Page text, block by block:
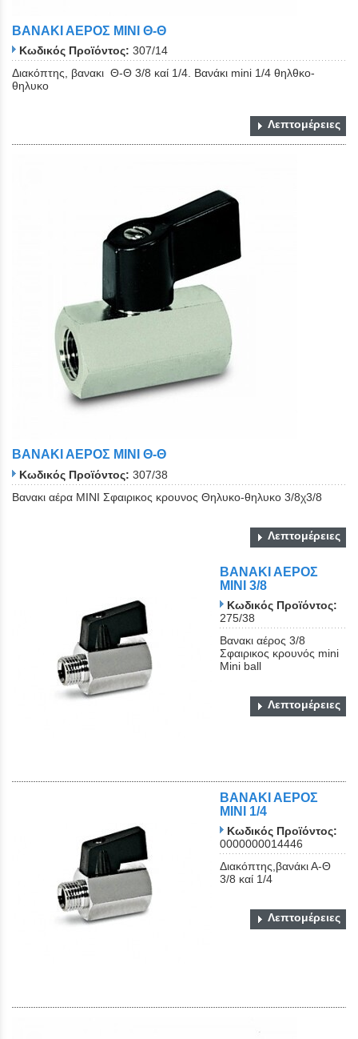
ΒΑΝΑΚΙ ΑΕΡΟΣ ΜΙΝΙ Θ-Θ
Κωδικός Προϊόντος: 307/14
Διακόπτης, βανακι Θ-Θ 3/8 καί 1/4. Βανάκι mini 1/4 θηλθκο-
θηλυκο
Λεπτομέρειες
ΒΑΝΑΚΙ ΑΕΡΟΣ ΜΙΝΙ Θ-Θ
Κωδικός Προϊόντος: 307/38
Βανακι αέρα MINI Σφαιρικος κρουνος Θηλυκο-θηλυκο 3/8χ3/8
Λεπτομέρειες
ΒΑΝΑΚΙ ΑΕΡΟΣ
ΜΙΝΙ 3/8
Κωδικός Προϊόντος:
275/38
Βανακι αέρος 3/8
Σφαιρικος κρουνός mini
Mini ball
Λεπτομέρειες
ΒΑΝΑΚΙ ΑΕΡΟΣ
ΜΙΝΙ 1/4
Κωδικός Προϊόντος:
0000000014446
Διακόπτης,βανάκι Α-Θ
3/8 καί 1/4
Λεπτομέρειες